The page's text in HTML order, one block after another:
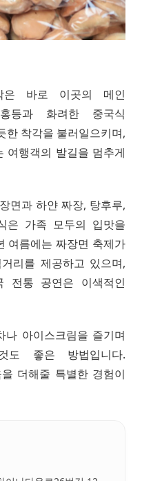
은 바로 이곳의 메인
등과 화려한 중국식
한 착각을 불러일으키며,
여행객의 발길을 멈추게
면과 하얀 짜장, 탕후루,
은 가족 모두의 입맛을
여름에는 짜장면 축제가
리를 제공하고 있으며,
전통 공연은 이색적인
나 아이스크림을 즐기며
도 좋은 방법입니다.
더해줄 특별한 경험이